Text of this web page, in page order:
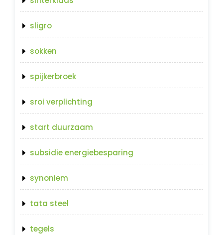
sligro
sokken
spijkerbroek
sroi verplichting
start duurzaam
subsidie energiebesparing
synoniem
tata steel
tegels